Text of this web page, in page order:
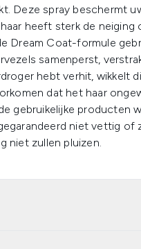
Deze spray beschermt
heeft sterk de neiging
Dream Coat-formule
samenperst,
hebt verhit, wikkelt
dat het haar
gebruikelijke producten
niet vettig of
niet zullen pluizen.